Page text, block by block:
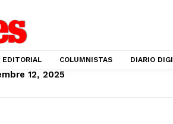
EDITORIAL COLUMNISTAS DIARIO
12, 2025